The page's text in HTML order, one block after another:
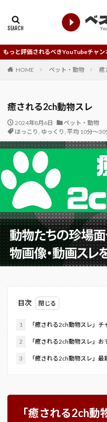
べきYouTubeチャンネルを発掘して
HOME ペット・動物 癒
癒される2ch動物スレ
2024年8月6日
ペット・動物
ほっこり , ゆっくり , 平均 10分～30
目次
1 「癒される2ch動物スレ」チ
2 「癒される2ch動物スレ」お
3 「癒される2ch動物スレ」最
「癒される2ch